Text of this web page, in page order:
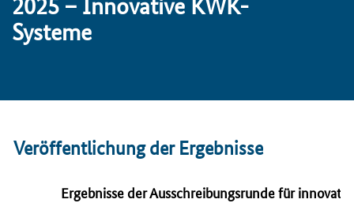
2025 – Innovative KWK-
Systeme
Veröffentlichung der Ergebnisse
Ergebnisse der Ausschreibungsrunde für